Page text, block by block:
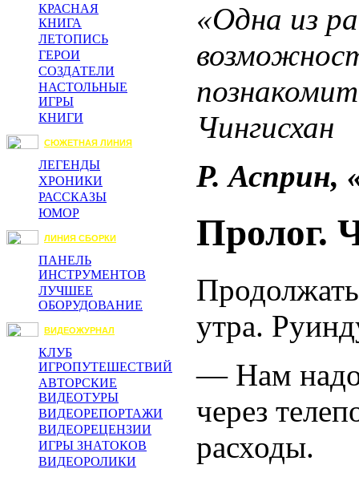
КРАСНАЯ
КНИГА
ЛЕТОПИСЬ
ГЕРОИ
СОЗДАТЕЛИ
НАСТОЛЬНЫЕ
ИГРЫ
КНИГИ
СЮЖЕТНАЯ ЛИНИЯ
ЛЕГЕНДЫ
ХРОНИКИ
РАССКАЗЫ
ЮМОР
ЛИНИЯ СБОРКИ
ПАНЕЛЬ
ИНСТРУМЕНТОВ
ЛУЧШЕЕ
ОБОРУДОВАНИЕ
ВИДЕОЖУРНАЛ
КЛУБ
ИГРОПУТЕШЕСТВИЙ
АВТОРСКИЕ
ВИДЕОТУРЫ
ВИДЕОРЕПОРТАЖИ
ВИДЕОРЕЦЕНЗИИ
ИГРЫ ЗНАТОКОВ
ВИДЕОРОЛИКИ
«Одна из
Чингисхан
Р. Асприн,
Пролог.
утра.
— Нам надо
через
расходы.